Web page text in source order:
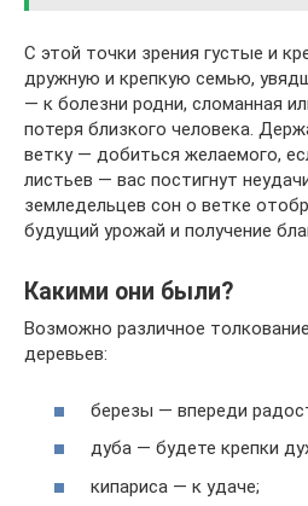
С этой точки зрения густые и
дружную и крепкую семью,
— к болезни родни, сломанная
потеря близкого человека.
ветку — добиться желаемого,
листьев — вас постигнут
земледельцев сон о ветке
будущий урожай и получение
Какими они были?
Возможно различное
деревьев:
березы — впереди
дуба — будете крепки
кипариса — к удаче;